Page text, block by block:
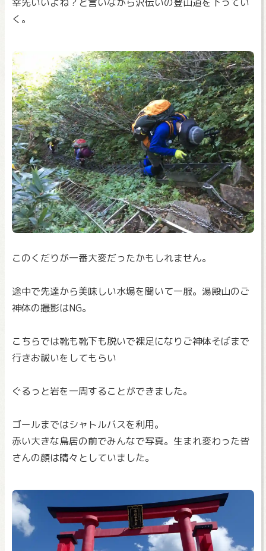
く。
このくだりが一番大変だったかもしれません。
途中で先達から美味しい水場を聞いて一服。湯殿山のご
神体の撮影はNG。
こちらでは靴も靴下も脱いで裸足になりご神体そばまで
行きお祓いをしてもらい
ぐるっと岩を一周することができました。
ゴールまではシャトルバスを利用。
赤い大きな鳥居の前でみんなで写真。生まれ変わった皆
さんの顔は晴々としていました。